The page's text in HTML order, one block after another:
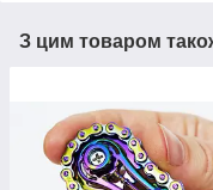
З цим товаром